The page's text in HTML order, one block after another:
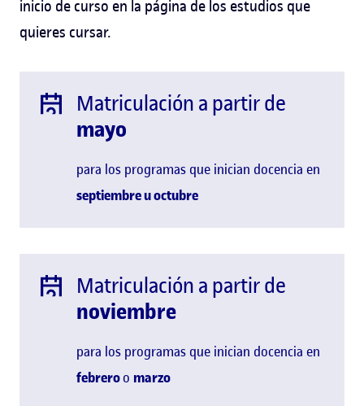
inicio de curso en la página de los estudios que
quieres cursar.
Matriculación a partir de
mayo
para los programas que inician docencia en
septiembre uoctubre
Matriculación a partir de
noviembre
para los programas que inician docencia en
febreroo marzo